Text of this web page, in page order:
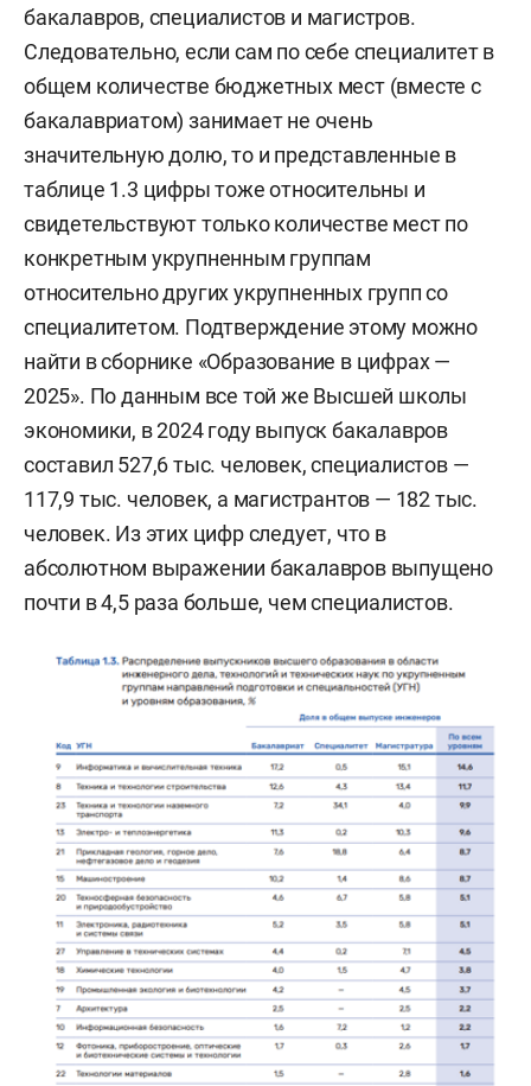
бакалавров, специалистов и магистров.
Следовательно, если сам по себе специалитет в
общем количестве бюджетных мест (вместе с
бакалавриатом) занимает не очень
значительную долю, то и представленные в
таблице 1.3 цифры тоже относительны и
свидетельствуют только количестве мест по
конкретным укрупненным группам
относительно других укрупненных групп со
специалитетом. Подтверждение этому можно
найти в сборнике «Образование в цифрах —
2025». По данным все той же Высшей школы
экономики, в 2024 году выпуск бакалавров
составил 527,6 тыс. человек, специалистов —
117,9 тыс. человек, а магистрантов — 182 тыс.
человек. Из этих цифр следует, что в
абсолютном выражении бакалавров выпущено
почти в 4,5 раза больше, чем специалистов.